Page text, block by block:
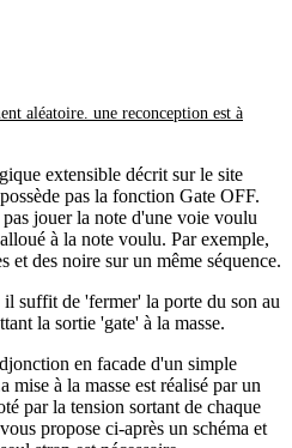
aléatoire. une reconception est à
extensible décrit sur le site
pas la fonction Gate OFF.
jouer la note d'une voie voulu
à la note voulu. Par exemple,
et des noire sur un même séquence.
suffit de 'fermer' la porte du son au
la sortie 'gate' à la masse.
en facade d'un simple
à la masse est réalisé par un
par la tension sortant de chaque
propose ci-après un schéma et